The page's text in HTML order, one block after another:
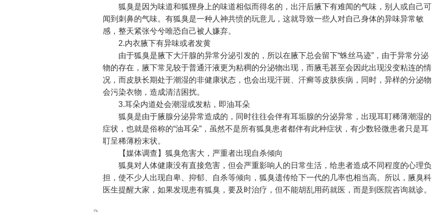
狐臭是因为味道和狐狸身上的味道相似而得名的，出汗后腋下有难闻的气味，别人或自己可
闻到刺鼻的气味。有狐臭是一种人神共愤的玩意儿，这就导致一些人对自己身体的异味异常敏
感，整天紧张兮兮唯恐自己被人嫌弃。
2.内衣腋下有异味或者发黄
由于狐臭是腋下大汗腺的异常分泌引发的，所以在腋下总会留下“蛛丝马迹”，由于异常分泌
物的存在，腋下常见较于普通汗液更为粘稠的分泌物出现，而腋毛甚至会因此出现没变粘连的情
况，而皮肤长期处于潮湿的非健康状态，也会出现汗斑、汗癣等皮肤疾病，同时，异样的分泌物
会污染衣物，造成清洁困扰。
3.耳朵内道处会潮湿或发粘，即油耳朵
狐臭是由于腋腺分泌异常造成的，同时往往会伴有耳垢腺的分泌异常，出现耳耵稀薄潮湿的
症状，也就是俗称的“油耳朵”，虽然不是所有狐臭患者都伴有此种症状，有少数轻微患者只是耳
耵呈稀薄粉末状。
【媒体调查】狐臭危害大，严重者出现自杀倾向
狐臭对人体健康没有直接危害，但会严重影响人的日常生活，给患者造成不同程度的心理负
担，使不少人出现自卑、抑郁、自杀等倾向，狐臭遗传给下一代的几率也相当高。所以，腋臭科
医生提醒大家，如果发现患有狐臭，要及时治疗，但不能胡乱用药就医，而是到医院咨询就诊。